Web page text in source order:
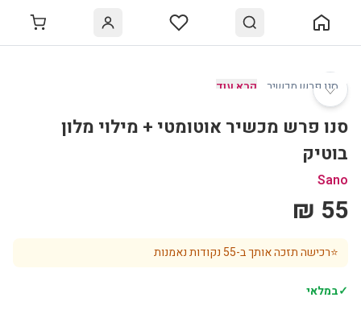
♡
סנו פרש מכשיר קרא עוד
סנו פרש מכשיר אוטומטי + מילוי מלון
בוטיק
Sano
55 ₪
⭐רכישה תזכה אותך ב-55 נקודות נאמנות
✓במלאי